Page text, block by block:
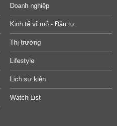
Doanh nghiệp
Kinh tế vĩ mô - Đầu tư
Thị trường
Lifestyle
Lịch sự kiện
Watch List